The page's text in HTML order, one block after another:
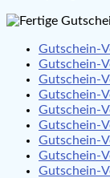
Gutschein-
Gutschein-
Gutschein-
Gutschein-
Gutschein-
Gutschein-
Gutschein-
Gutschein-
Gutschein-